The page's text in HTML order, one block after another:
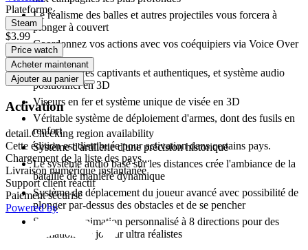
Le réalisme des balles et autres projectiles vous forcera à
plonger à couvert
Coordonnez vos actions avec vos coéquipiers via Voice Over
IP
Effets sonores captivants et authentiques, et système audio
positionnel en 3D
Viseurs en fer et système unique de visée en 3D
Véritable système de déploiement d'armes, dont des fusils en
renfort
Système d'artillerie d'une précision historique
Le système audio basé sur les distances crée l'ambiance de la
bataille de manière dynamique
Système de déplacement du joueur avancé avec possibilité de
plonger par-dessus des obstacles et de se pencher
Système d'animation personnalisé à 8 directions pour des
animations de joueur ultra réalistes
Plateforme
Steam
$3.99
Price watch
Acheter maintenant
Ajouter au panier
Activation
detail.Checking region availability
Cette édition est distribuée pour activation dans certains pays.
Chargement de la liste des pays...
Livraison numérique instantanée
Support client réactif
Paiement sécurisé
Powered by